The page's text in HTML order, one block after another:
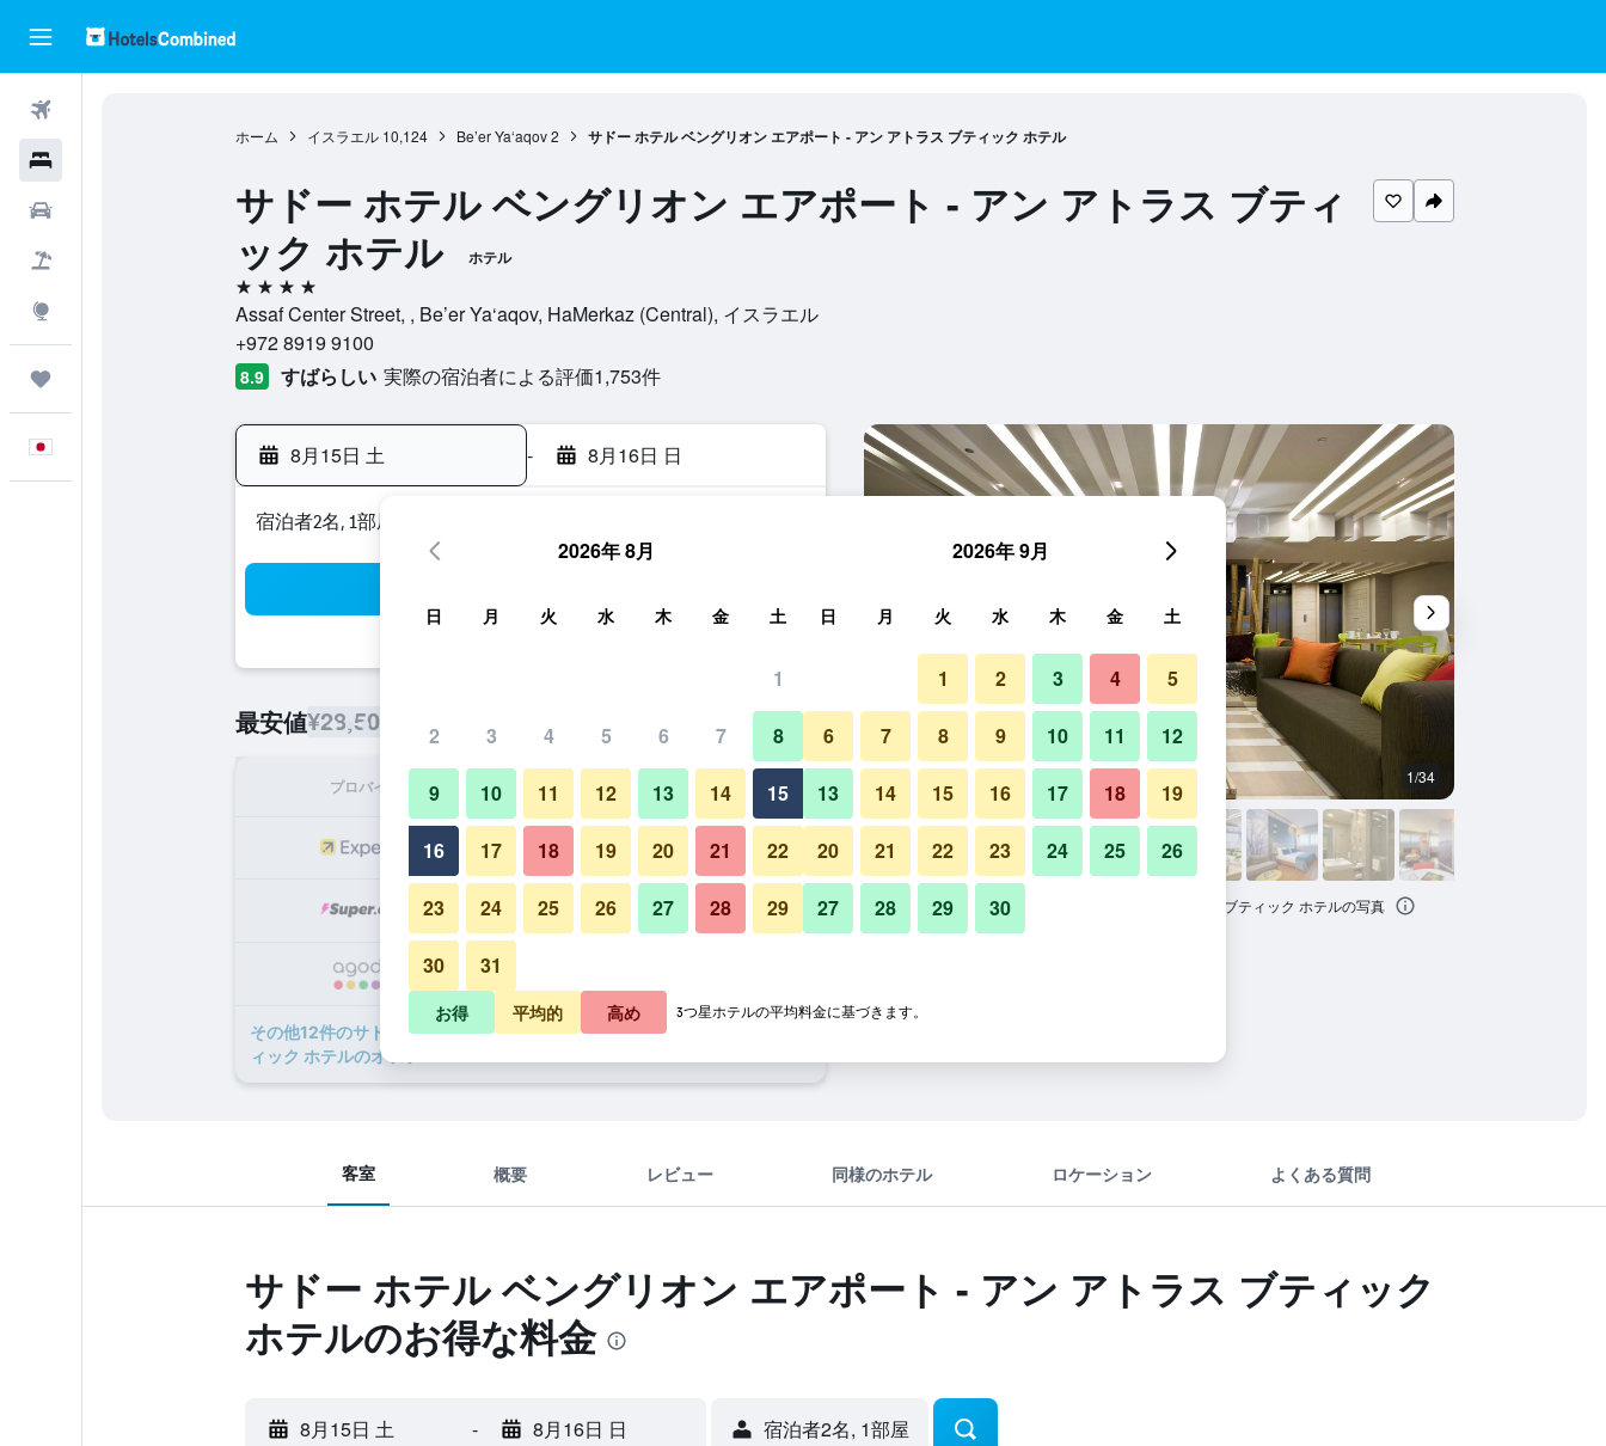
ホーム イスラエル 10,124 Be’er Ya‘aqov 2 サドー ホテル ベングリオン エアポート - アン アトラス ブティック ホテル
サドー ホテル ベングリオン エアポート - アン アトラス ブティ
ック ホテル
ホテル
4つ星
Assaf Center Street, , Be’er Ya‘aqov, HaMerkaz (Central), イスラエル
+972 8919 9100
8.9 すばらしい 実際の宿泊者による評価1,753​件
8月15日 土 - 8月16日 日
宿泊者2名, 1​部屋
最安値¥28,507
プロバイダ 1泊あたり合計
¥28,507 プランを見る
¥28,780 プランを見る
​その他12​件のサドー ホテル ベングリオン エアポート - アン アトラス ブテ
ィック ホテルのオファー
ラウンジ 1/34
サドー ホテル ベングリオン エアポート - アン アトラス ブティック ホテルの写真
客室 概要 レビュー 同様のホテル ロケーション よくある質問
サドー ホテル ベングリオン エアポート - アン アトラス ブティック
ホテルのお得な料金
8月15日 土 - 8月16日 日 宿泊者2名, 1​部屋
2026年 8月
日 月 火 水 木 金 土
1
2 3 4 5 6 7 8
9 10 11 12 13 14 15
16 17 18 19 20 21 22
23 24 25 26 27 28 29
30 31
2026年 9月
日 月 火 水 木 金 土
1 2 3 4 5
6 7 8 9 10 11 12
13 14 15 16 17 18 19
20 21 22 23 24 25 26
27 28 29 30
お得 平均的 高め 3つ星ホテルの平均料金に基づきます。